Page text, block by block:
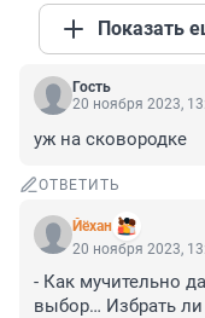
Показать
Гость
20 ноября 2023,
уж на сковородке
ОТВЕТИТЬ
Йёхан
20 ноября 2023,
- Как мучительно
выбор… Избрать